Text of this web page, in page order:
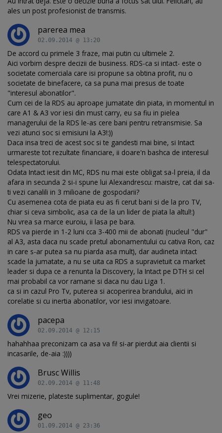
ales un post profesionist de transmis.
parerea mea
02.09.2014 @ 13:20
De accord cu primele 3 fraze, mai putin cu ultimele 2.
Aici vorbim despre decizii de business. RDS-ca si intact- este o
societate comerciala care isi propune sa obtina profit, nu o
societate de binefacere, ca sa puna mai presus de toate
"interesul abonatilor".
Cum cei de la RDS au aproape jumatate din piata, in momentul in
care A1 & A3 vor iesi din must carry, eu sa fiu in pielea
managerului de la RDS le-as cere bani pentru retransmisie. Sa
vezi atunci soc si emisiuni la A3!:))
Daca insa treci de acest soc si te gandesti mai bine, si Intact
urmareste tot rezultate financiare, ii doare'n bashca de interesul
telespectatorului.
Odata Intact iesit din MC, RDS nu mai este obligat sa-l preia, il da
afara in secunda 2 si-i spune lui Alexandrescu: maistre, cat dai sa-
ti vezi canalili in 3 milioane de gospodarii?
Cu asemenea cota de piata eu as fi cerut bani si de la pro TV,
chiar si ceva simbolic, asa ca de la un lider de piata la altul!:)
Nu vrea sa marce euroiu, ii lasa pe bara.
RDS va pierde in 1-2 luni cca 3-400 mii de abonati (nucleul "dur"
al A3, asta daca nu scade pretul abonamentului cu cativa Ron, caz
in care s-ar putea sa nu piarda asa mult), dar audineta intact
scade la jumatate, a nu se uita ca RDS a supravietuit ca market
leader si dupa ce a renunta la Discovery, la Intact pe DTH si cel
mai probabil ca vor ramane si daca nu dau Liga 1.
ca si in cazul Pro Tv, puterea si acoperirea brandului, aici in
corelatie si cu inertia abonatilor, vor iesi invigatoare.
pacepa
02.09.2014 @ 12:15
hahahhaa preconizam ca asa va fi! si-ar pierdut aia clientii si
incasarile, de-aia :))))
Brusc Willis
02.09.2014 @ 11:48
Vrei mizerie, plateste suplimentar, gogule!
geo
01.09.2014 @ 23:36